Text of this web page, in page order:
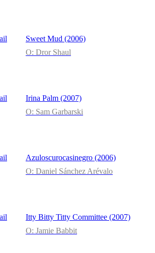
Sweet Mud (2006)
O: Dror Shaul
Irina Palm (2007)
O: Sam Garbarski
Azuloscurocasinegro (2006)
O: Daniel Sánchez Arévalo
Itty Bitty Titty Committee (2007)
O: Jamie Babbit